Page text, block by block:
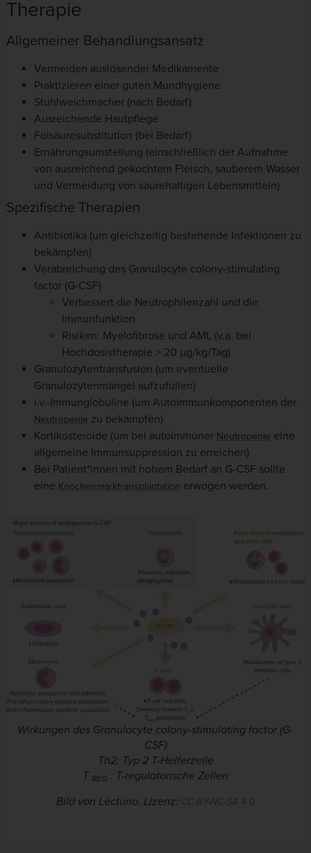
Therapie
Allgemeiner Behandlungsansatz
Vermeiden auslösender Medikamente
Praktizieren einer guten Mundhygiene
Stuhlweichmacher (nach Bedarf)
Ausreichende Hautpflege
Folsäuresubstitution (bei Bedarf)
Ernährungsumstellung (einschließlich der Aufnahme
von ausreichend gekochtem Fleisch, sauberem Wasser
und Vermeidung von säurehaltigen Lebensmitteln)
Spezifische Therapien
Antibiotika (um gleichzeitig bestehende Infektionen zu
bekämpfen)
Verabreichung des Granulocyte colony-stimulating
factor (G-CSF)
Verbessert die Neutrophilenzahl und die
Immunfunktion
Risiken: Myelofibrose und AML (v.a. bei
Hochdosistherapie > 20 µg/kg/Tag)
Granulozytentransfusion (um eventuelle
Granulozytenmängel aufzufüllen)
i.v.-Immunglobuline (um Autoimmunkomponenten der
Neutropenie zu bekämpfen)
Kortikosteroide (um bei autoimmuner Neutropenie eine
allgemeine Immunsuppression zu erreichen)
Bei Patient*innen mit hohem Bedarf an G-CSF sollte
eine Knochenmarktransplantation erwogen werden.
Wirkungen des Granulocyte colony-stimulating factor (G-
CSF)
Th2: Typ 2 T-Helferzelle
T REG : T-regulatorische Zellen
Bild von Lecturio. Lizenz: CC BY-NC-SA 4.0